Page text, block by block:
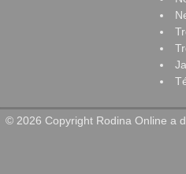
© 2026 Copyright Rodina Online a